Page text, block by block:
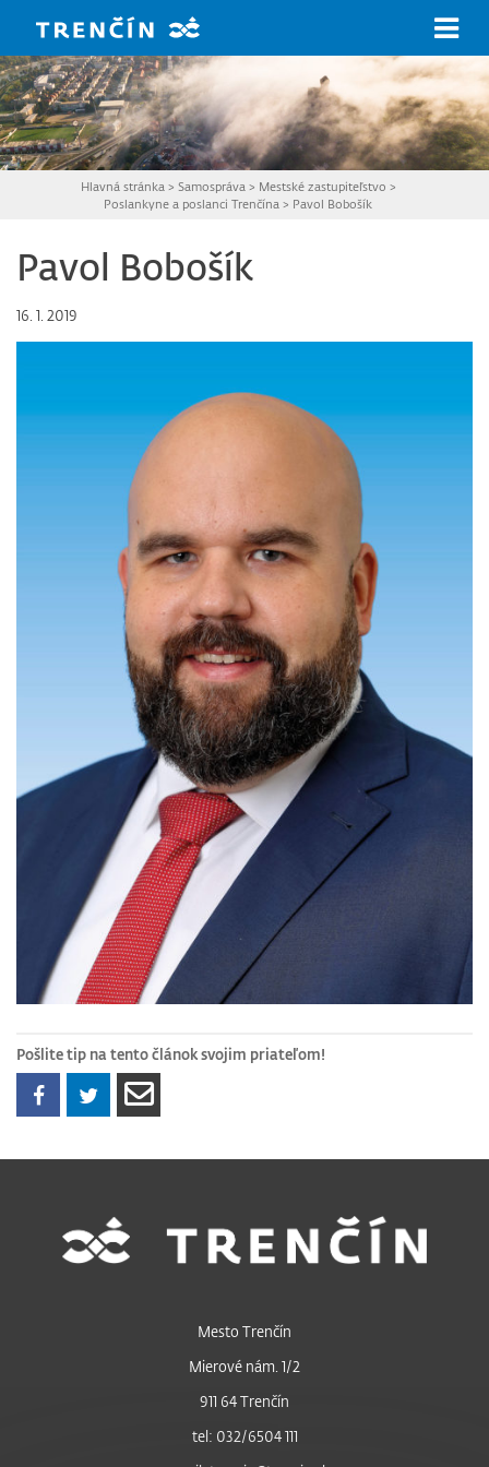
Hlavná stránka > Samospráva > Mestské zastupiteľstvo >
Poslankyne a poslanci Trenčína > Pavol Bobošík
Pavol Bobošík
16. 1. 2019
Pošlite tip na tento článok svojim priateľom!
Mesto Trenčín
Mierové nám. 1/2
911 64 Trenčín
tel: 032/6504 111